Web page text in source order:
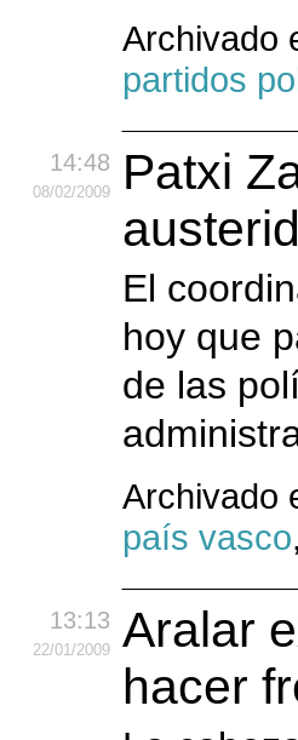
Archivado
partidos
14:48
08/02/2009
Patxi
El
hoy que
de las
Archivado
país vasco,
13:13
22/01/2009
Aralar
hacer